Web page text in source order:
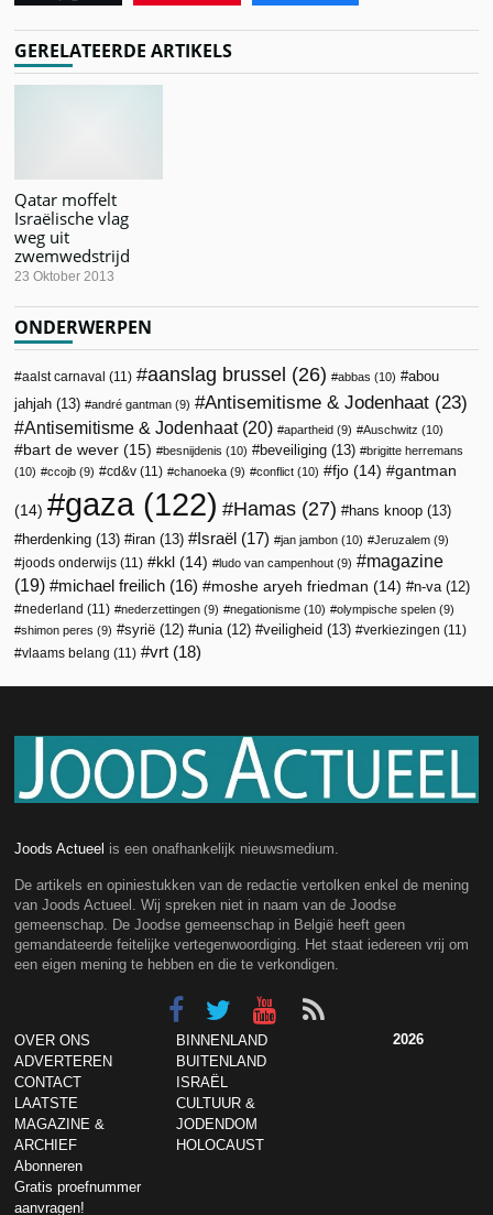
GERELATEERDE ARTIKELS
Qatar moffelt
Israëlische vlag
weg uit
zwemwedstrijd
23 Oktober 2013
ONDERWERPEN
aalst carnaval (11) aanslag brussel (26) abbas (10)
abou
jahjah (13) andré gantman (9) Antisemitisme & Jodenhaat (23)
Antisemitisme & Jodenhaat(20) apartheid (9) Auschwitz (10)
bart de wever (15) besnijdenis (10) beveiliging (13)
brigitte herremans
(10)
ccojb (9) cd&v (11) chanoeka (9) conflict (10) fjo (14) gantman
(14) gaza(122) Hamas (27) hans knoop (13)
herdenking (13) iran (13) Israël (17) jan jambon (10) Jeruzalem (9)
joods onderwijs (11) kkl (14) ludo van campenhout (9)
magazine
(19)
michael freilich (16) moshe aryeh friedman (14) n-va (12)
nederland (11) nederzettingen (9) negationisme (10) olympische spelen (9)
shimon peres (9) syrië (12) unia (12) veiligheid (13) verkiezingen (11)
vlaams belang (11) vrt (18)
Joods Actueel is een onafhankelijk nieuwsmedium.
De artikels en opiniestukken van de redactie vertolken enkel de mening
van Joods Actueel. Wij spreken niet in naam van de Joodse
gemeenschap. De Joodse gemeenschap in België heeft geen
gemandateerde feitelijke vertegenwoordiging. Het staat iedereen vrij om
een eigen mening te hebben en die te verkondigen.
OVER ONS
ADVERTEREN
CONTACT
LAATSTE
MAGAZINE &
ARCHIEF
Abonneren
Gratis proefnummer
aanvragen!
BINNENLAND
BUITENLAND
ISRAËL
CULTUUR &
JODENDOM
HOLOCAUST
2026